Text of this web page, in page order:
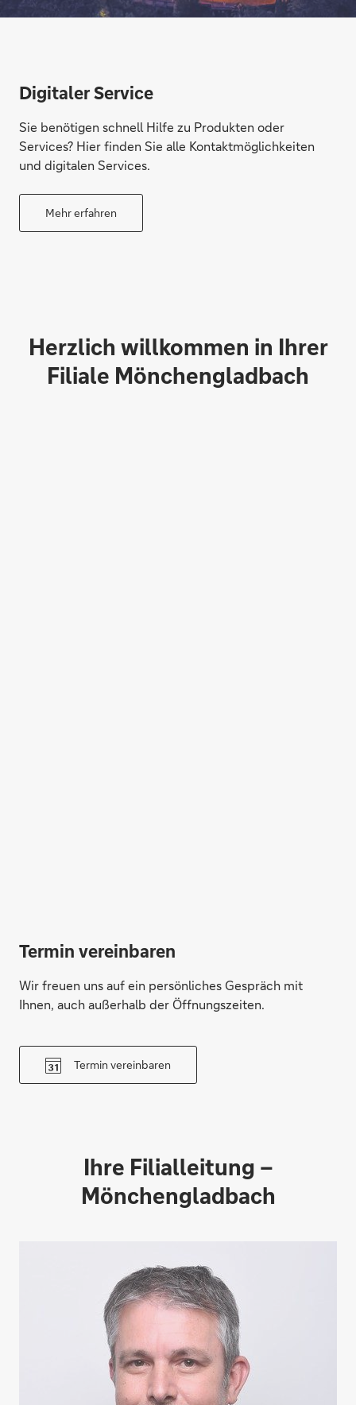
Digitaler Service
Sie benötigen schnell Hilfe zu Produkten oder
Services? Hier finden Sie alle Kontaktmöglichkeiten
und digitalen Services.
Mehr erfahren
Herzlich willkommen in Ihrer
Filiale Mönchengladbach
Termin vereinbaren
Wir freuen uns auf ein persönliches Gespräch mit
Ihnen, auch außerhalb der Öffnungszeiten.
Termin vereinbaren
Ihre Filialleitung –
Mönchengladbach